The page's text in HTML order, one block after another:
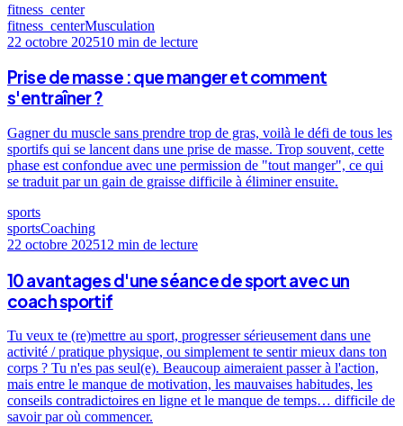
fitness_center
fitness_centerMusculation
22 octobre 202510 min de lecture
Prise de masse : que manger et comment
s'entraîner ?
Gagner du muscle sans prendre trop de gras, voilà le défi de tous les
sportifs qui se lancent dans une prise de masse. Trop souvent, cette
phase est confondue avec une permission de "tout manger", ce qui
se traduit par un gain de graisse difficile à éliminer ensuite.
sports
sportsCoaching
22 octobre 202512 min de lecture
10 avantages d'une séance de sport avec un
coach sportif
Tu veux te (re)mettre au sport, progresser sérieusement dans une
activité / pratique physique, ou simplement te sentir mieux dans ton
corps ? Tu n'es pas seul(e). Beaucoup aimeraient passer à l'action,
mais entre le manque de motivation, les mauvaises habitudes, les
conseils contradictoires en ligne et le manque de temps… difficile de
savoir par où commencer.